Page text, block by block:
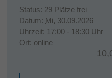
Status: 29 Plätze frei
Datum: Mi. 30.09.2026
Uhrzeit: 17:00 - 18:30 Uhr
Ort: online